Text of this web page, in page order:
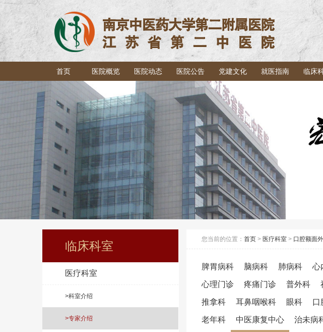
首页 医院概览 医院动态 医院公告 党建文化 就医指南 临床
临床科室
医疗科室
>科室介绍
>专家介绍
您当前的位置： 首页 > 医疗科室 > 口腔额面
脾胃病科 脑病科 肺病科 心
心理门诊 疼痛门诊 普外科
推拿科 耳鼻咽喉科 眼科 口
老年科 中医康复中心 治未病